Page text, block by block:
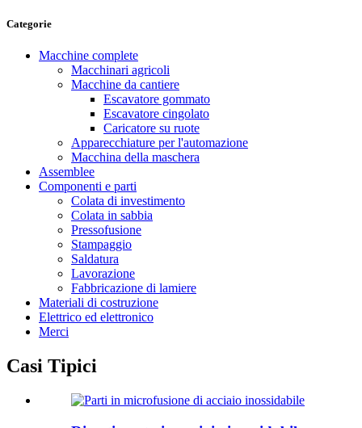
Categorie
Macchine complete
Macchinari agricoli
Macchine da cantiere
Escavatore gommato
Escavatore cingolato
Caricatore su ruote
Apparecchiature per l'automazione
Macchina della maschera
Assemblee
Componenti e parti
Colata di investimento
Colata in sabbia
Pressofusione
Stampaggio
Saldatura
Lavorazione
Fabbricazione di lamiere
Materiali di costruzione
Elettrico ed elettronico
Merci
Casi Tipici